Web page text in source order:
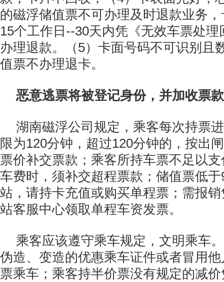
的磁浮储值票不可办理及时退款业务
15个工作日--30天内凭《无效车票处
办理退款。（5）卡面号码不可识别且
值票不办理退卡。
恶意逃票将被登记身份，并加收票款
湖南磁浮公司规定，乘客每次持票
限为120分钟，超过120分钟的，按出
票价补交票款；乘客所持车票不足以
车费时，须补交超程票款；储值票低
站，请持卡充值或购买单程票；需报
站客服中心领取单程车资发票。
乘客应该遵守乘车规定，文明乘车
伪造、变造的优惠乘车证件或者冒用
票乘车；乘客持半价票没有规定的减